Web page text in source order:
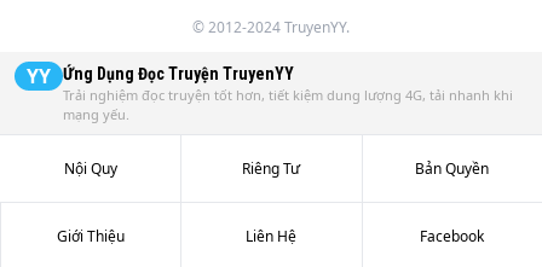
© 2012-2024 TruyenYY.
YY Ứng Dụng Đọc Truyện TruyenYY
Trải nghiệm đọc truyện tốt hơn, tiết kiệm dung lượng 4G, tải nhanh khi
mạng yếu.
Nội Quy Riêng Tư Bản Quyền
Giới Thiệu Liên Hệ Facebook